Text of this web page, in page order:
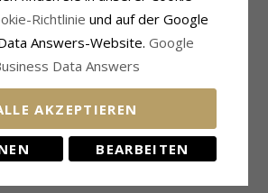
Lieferzeit: 4-5 Werktage
KAUFTEN AUCH
Richtlinie und auf der Google
Answers-Website. Google
Data Answers
AKZEPTIEREN
BEARBEITEN